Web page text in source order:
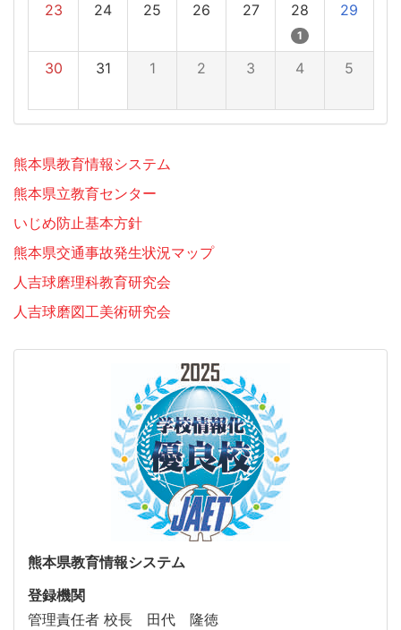
23 24 25 26 27 28
1
29
30 31 1 2 3 4 5
熊本県教育情報システム
熊本県立教育センター
いじめ防止基本方針
熊本県交通事故発生状況マップ
人吉球磨理科教育研究会
人吉球磨図工美術研究会
熊本県教育情報システム
登録機関
管理責任者 校長 田代 隆徳